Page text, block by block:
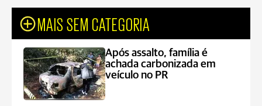
MAIS SEM CATEGORIA
Após assalto, família é
achada carbonizada em
veículo no PR